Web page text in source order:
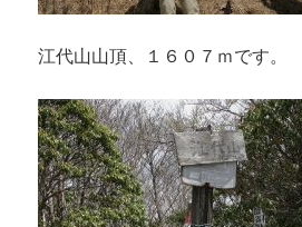
江代山山頂、１６０７ｍです。